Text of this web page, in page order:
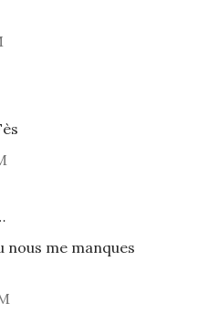
nous me manques